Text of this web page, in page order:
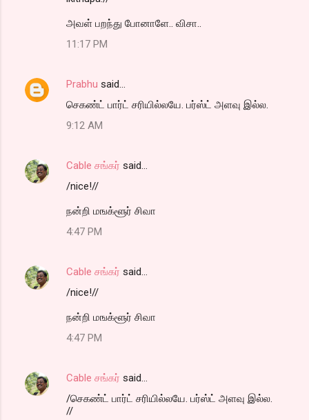
அவள் பறந்து போனாளே.. விசா..
11:17 PM
Prabhu said…
செகண்ட் பார்ட் சரியில்லயே. பர்ஸ்ட் அளவு இல்ல.
9:12 AM
Cable சங்கர் said…
/nice!//
நன்றி மஙக்ளூர் சிவா
4:47 PM
Cable சங்கர் said…
/nice!//
நன்றி மஙக்ளூர் சிவா
4:47 PM
Cable சங்கர் said…
/செகண்ட் பார்ட் சரியில்லயே. பர்ஸ்ட் அளவு இல்ல.
//